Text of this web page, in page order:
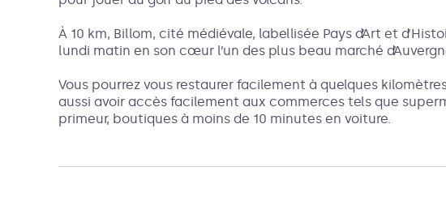
À 10 km, Billom, cité médiévale, labellisée Pays d’Art et
lundi matin en son cœur l’un des plus beau marché
Vous pourrez vous restaurer facilement à quelques
aussi avoir accès facilement aux commerces tels que
primeur, boutiques à moins de 10 minutes en voiture.